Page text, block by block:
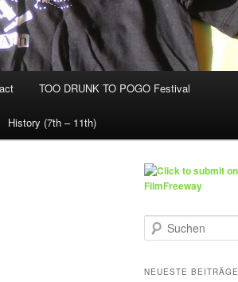
TOO DRUNK TO POGO Festival
History (7th – 11th)
u
h
NEUESTE BEITRÄGE